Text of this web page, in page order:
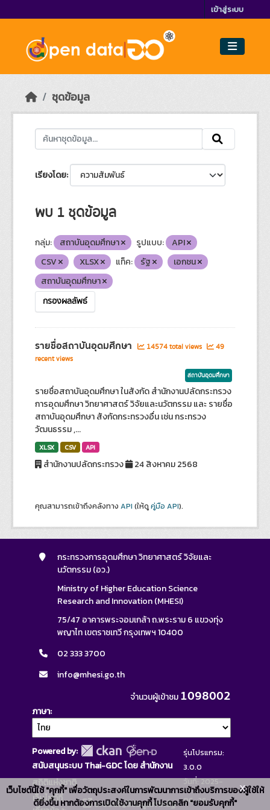
เข้าสู่ระบบ
ชุดข้อมูล
เรียงโดย
พบ 1 ชุดข้อมูล
กลุ่ม: สถาบันอุดมศึกษา รูปแบบ:
API
CSV
XLSX แท็ค: รัฐ
เอกชน
สถาบันอุดมศึกษา
กรองผลลัพธ์
รายชื่อสถาบันอุดมศึกษา 14574 total views
49
recent views
สถาบันอุดมศึกษา
รายชื่อสถาบันอุดมศึกษา ในสังกัด สำนักงานปลัดกระทรวง
การอุดมศึกษา วิทยาศาสตร์ วิจัยและนวัตกรรม และ รายชื่อ
สถาบันอุดมศึกษา สังกัดกระทรวงอื่น เช่น กระทรวง
วัฒนธรรม ,...
XLSX CSV API
สำนักงานปลัดกระทรวง 24 สิงหาคม 2568
คุณสามารถเข้าถึงคลังทางAPI (ให้ดูคู่มือ API).
กระทรวงการอุดมศึกษา วิทยาศาสตร์ วิจัยและ
นวัตกรรม (อว.)
Ministry of Higher Education Science
Research and Innovation (MHESI)
75/47 อาคารพระจอมเกล้า ถ.พระราม 6 แขวงทุ่ง
พญาไท เขตราชเทวี กรุงเทพฯ 10400
02 333 3700
info@mhesi.go.th
จำนวนผู้เข้าชม1098002
ภาษา
Powered by:
สนับสนุนระบบ Thai-GDC โดย สำนักงาน
สถิติแห่งชาติ
เว็บไซต์ที่
ระบบบัญชีข้อมูลภาครัฐ
รุ่นโปรแกรม:
3.0.0
วันที่: 2025-
06-26
เว็บไซต์นี้ใช้ "คุกกี้" เพื่อวัตถุประสงค์ในการพัฒนาการเข้าถึงบริการของผู้ใช้ให้
ดียิ่งขึ้น หากต้องการเปิดใช้งานคุกกี้ โปรดคลิก "ยอมรับคุกกี้"
x